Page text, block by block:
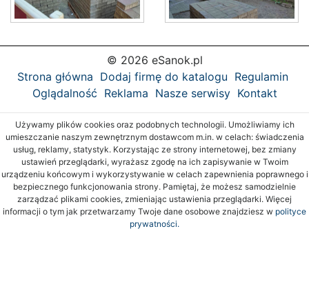
© 2026 eSanok.pl
Strona główna Dodaj firmę do katalogu Regulamin
Oglądalność Reklama Nasze serwisy Kontakt
Używamy plików cookies oraz podobnych technologii. Umożliwiamy ich
umieszczanie naszym zewnętrznym dostawcom m.in. w celach: świadczenia
usług, reklamy, statystyk. Korzystając ze strony internetowej, bez zmiany
ustawień przeglądarki, wyrażasz zgodę na ich zapisywanie w Twoim
urządzeniu końcowym i wykorzystywanie w celach zapewnienia poprawnego i
bezpiecznego funkcjonowania strony. Pamiętaj, że możesz samodzielnie
zarządzać plikami cookies, zmieniając ustawienia przeglądarki. Więcej
informacji o tym jak przetwarzamy Twoje dane osobowe znajdziesz w polityce
prywatności.